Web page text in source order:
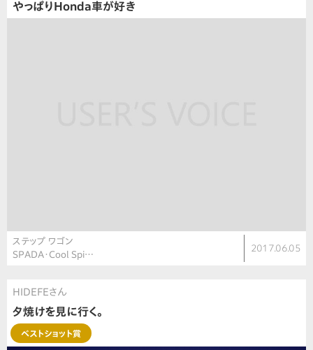
やっぱりHonda車が好き
ステップ ワゴン
SPADA・Cool Spi…
2017.06.05
HIDEFEさん
夕焼けを見に行く。
ベストショット賞